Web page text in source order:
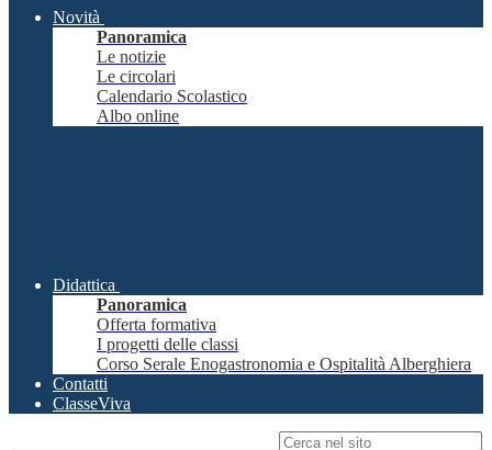
Novità
Panoramica
Le notizie
Le circolari
Calendario Scolastico
Albo online
Didattica
Panoramica
Offerta formativa
I progetti delle classi
Corso Serale Enogastronomia e Ospitalità Alberghiera
Contatti
ClasseViva